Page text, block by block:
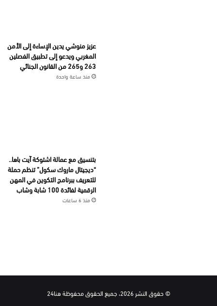
عزيز منوشي يدين الإساءة إلى الأمن
المغربي ويدعو إلى تطبيق الفصلين
263 و265 من القانون الجنائي
منذ ساعة واحدة
بتنسيق مع عمالة اشتوكة آيت باها..
“ديجيتال ماروك سكول” تنظم حملة
للتعريف ببرنامج التكوين في المهن
الرقمية لفائدة 100 شابة وشاب
منذ 6 ساعات
© حقوق النشر 2026، جميع الحقوق محفوظة هنا24